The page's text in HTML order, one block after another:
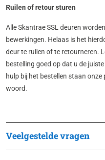
Ruilen of retour sturen
Alle Skantrae SSL deuren
bewerkingen. Helaas is het
deur te ruilen of te retourneren.
bestelling goed op dat u de
hulp bij het bestellen staan
woord.
Veelgestelde vragen